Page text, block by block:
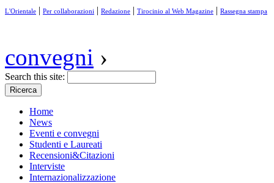
L'Orientale | Per collaborazioni | Redazione | Tirocinio al Web Magazine | Rassegna stampa
convegni ›
Search this site:
Home
News
Eventi e convegni
Studenti e Laureati
Recensioni&Citazioni
Interviste
Internazionalizzazione